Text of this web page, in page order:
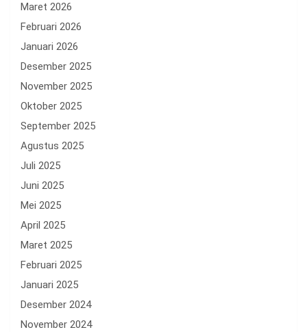
Maret 2026
Februari 2026
Januari 2026
Desember 2025
November 2025
Oktober 2025
September 2025
Agustus 2025
Juli 2025
Juni 2025
Mei 2025
April 2025
Maret 2025
Februari 2025
Januari 2025
Desember 2024
November 2024